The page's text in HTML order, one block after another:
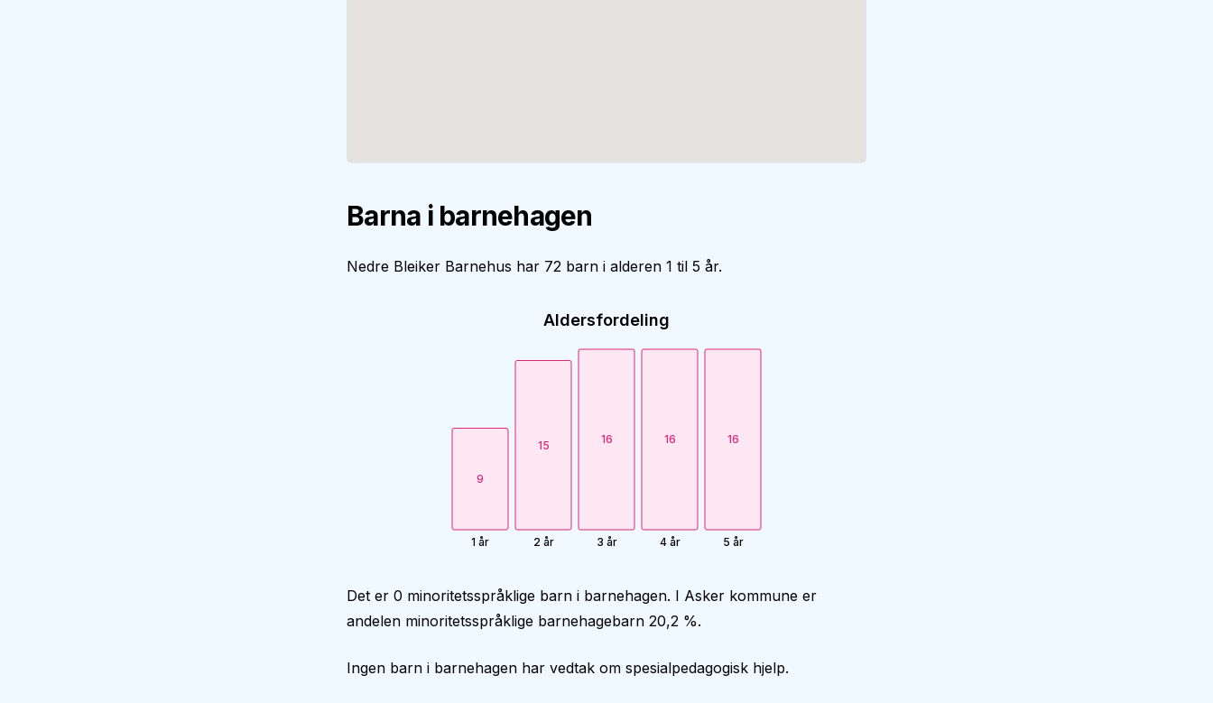
Barna i barnehagen
Nedre Bleiker Barnehus har 72 barn i alderen 1 til 5 år.
Aldersfordeling
9
1 år
15
2 år
16
3 år
16
4 år
16
5 år
Det er 0 minoritetsspråklige barn i barnehagen. I Asker kommune er
andelen minoritetsspråklige barnehagebarn 20,2 %.
Ingen barn i barnehagen har vedtak om spesialpedagogisk hjelp.